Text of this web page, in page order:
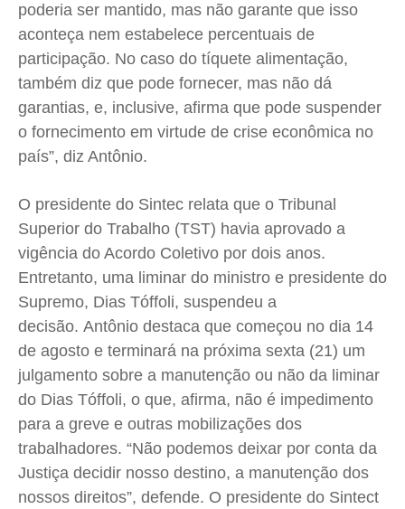
Expediente
Contato
Anuncie
Termos de Uso
Privacidade
Expediente
Contato
Anuncie
Termos de Uso
Privacidade
Expediente
Contato
Anuncie
Termos de Uso
Privacidade
Expediente
Contato
Anuncie
Termos de Uso
Privacidade
poderia ser mantido, mas não garante que isso
aconteça nem estabelece percentuais de
participação. No caso do tíquete alimentação,
também diz que pode fornecer, mas não dá
garantias, e, inclusive, afirma que pode suspender
o fornecimento em virtude de crise econômica no
país”, diz Antônio.
O presidente do Sintec relata que o Tribunal
Superior do Trabalho (TST) havia aprovado a
vigência do Acordo Coletivo por dois anos.
Entretanto, uma liminar do ministro e presidente do
Supremo, Dias Tóffoli, suspendeu a
decisão. Antônio destaca que começou no dia 14
de agosto e terminará na próxima sexta (21) um
julgamento sobre a manutenção ou não da liminar
do Dias Tóffoli, o que, afirma, não é impedimento
para a greve e outras mobilizações dos
trabalhadores. “Não podemos deixar por conta da
Justiça decidir nosso destino, a manutenção dos
nossos direitos”, defende. O presidente do Sintect